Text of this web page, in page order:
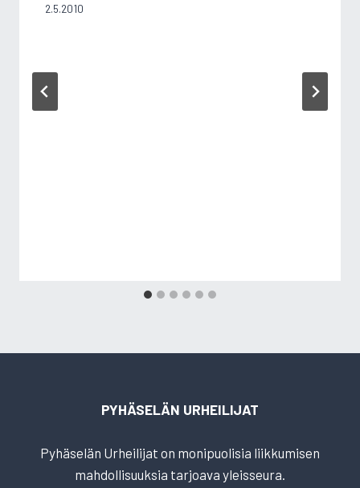
2.5.2010
PYHÄSELÄN URHEILIJAT
Pyhäselän Urheilijat on monipuolisia liikkumisen
mahdollisuuksia tarjoava yleisseura.